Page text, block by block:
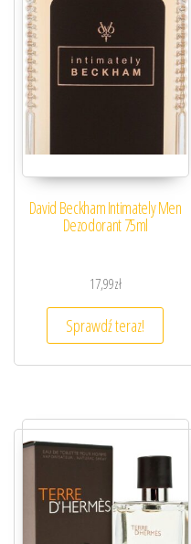
David Beckham Intimately Men
Dezodorant 75ml
17,99zł
Sprawdź teraz!